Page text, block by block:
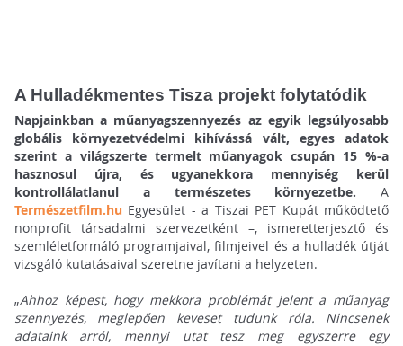
A Hulladékmentes Tisza projekt folytatódik
Napjainkban a műanyagszennyezés az egyik legsúlyosabb
globális környezetvédelmi kihívássá vált, egyes adatok
szerint a világszerte termelt műanyagok csupán 15 %-a
hasznosul újra, és ugyanekkora mennyiség kerül
kontrollálatlanul a természetes környezetbe. A
Természetfilm.hu Egyesület - a Tiszai PET Kupát működtető
nonprofit társadalmi szervezetként –, ismeretterjesztő és
szemléletformáló programjaival, filmjeivel és a hulladék útját
vizsgáló kutatásaival szeretne javítani a helyzeten.
„Ahhoz képest, hogy mekkora problémát jelent a műanyag
szennyezés, meglepően keveset tudunk róla. Nincsenek
adataink arról, mennyi utat tesz meg egyszerre egy